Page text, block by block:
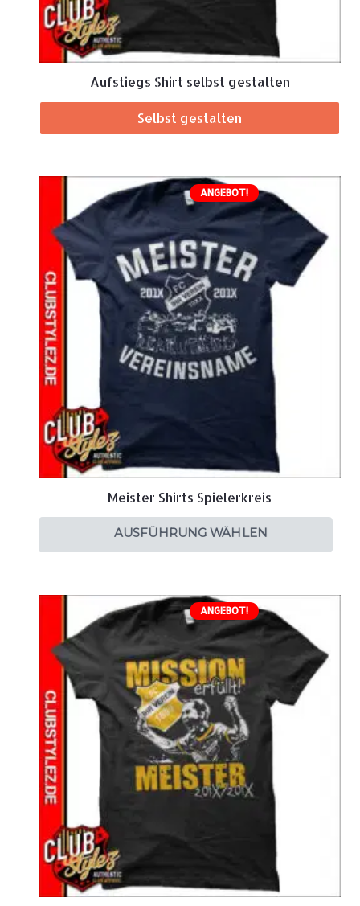
Aufstiegs Shirt selbst gestalten
Selbst gestalten
ANGEBOT!
Meister Shirts Spielerkreis
AUSFÜHRUNG WÄHLEN
ANGEBOT!